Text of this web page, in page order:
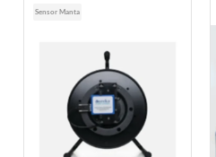
Sensor Manta